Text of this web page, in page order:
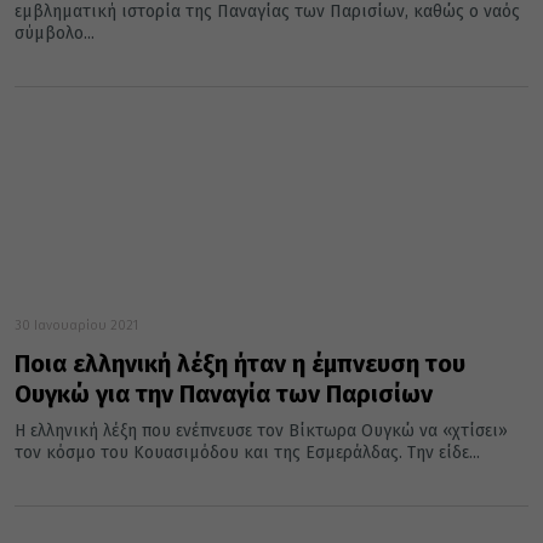
εμβληματική ιστορία της Παναγίας των Παρισίων, καθώς ο ναός
σύμβολο...
30 Ιανουαρίου 2021
Ποια ελληνική λέξη ήταν η έμπνευση του
Ουγκώ για την Παναγία των Παρισίων
Η ελληνική λέξη που ενέπνευσε τον Βίκτωρα Ουγκώ να «χτίσει»
τον κόσμο του Κουασιμόδου και της Εσμεράλδας. Την είδε...